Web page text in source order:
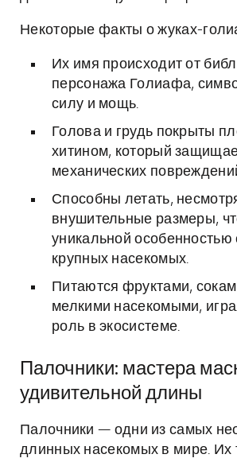
Некоторые факты о жуках-
Их имя происходит от
персонажа Голиафа,
силу и мощь.
Голова и грудь покрыты
хитином, который
механических
Способны летать,
внушительные размеры,
уникальной особенностью
крупных насекомых.
Питаются фруктами,
мелкими насекомыми,
роль в экосистеме.
Палочники: мастера
удивительной длины
Палочники — одни из самых
длинных насекомых в мире. Их